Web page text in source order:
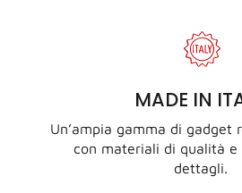
MADE IN
Un’ampia gamma di gadget
con materiali di qualità e
dettagli.